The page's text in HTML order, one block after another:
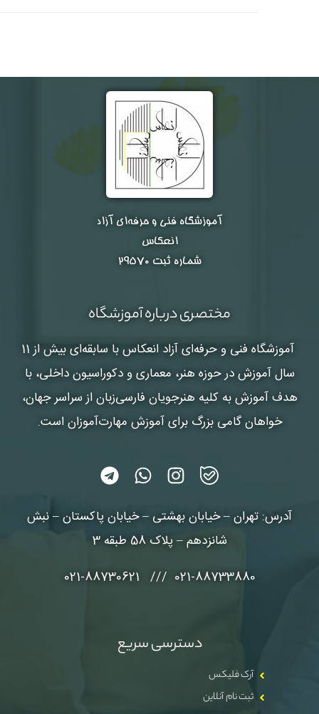
آموزشگاه فنی و حرفه‌ای آزاد
انعکاس
شماره ثبت ۲۹۵۷۰
مختصری درباره آموزشگاه
آموزشگاه فنی و حرفه‌ای آزاد انعکاس
با سابقه‌ای بیش از 11
سال آموزش در حوزه هنر، معماری و دکوراسیون داخلی، با
هدف آموزش به کلیه هنرجویان فارسی‌زبان از سراسر جهان،
خواهان گامی بزرگ برای آموزش مهارت‌آموزان است.
آدرس: تهران – خیابان بهشتی – خیابان پاکستان – نبش
شانزدهم – پلاک 58 طبقه 3
021-88733880 /// 021-88730621
دسترسی سریع
آرک فلیکس
ثبت نام آنلاین